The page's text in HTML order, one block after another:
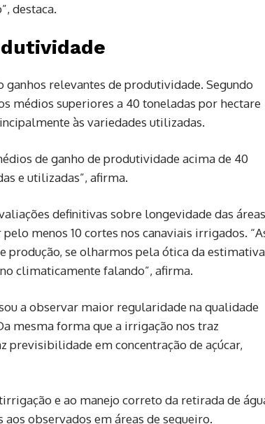
destaca.
relevantes de produtividade. Segundo
médios superiores a 40 toneladas por hectare
às variedades utilizadas.
de ganho de produtividade acima de 40
e utilizadas”, afirma.
definitivas sobre longevidade das áreas
menos 10 cortes nos canaviais irrigados.
se olharmos pela ótica da estimativa
climaticamente falando”, afirma.
a observar maior regularidade na qualidade
mesma forma que a irrigação nos traz
previsibilidade em concentração de açúcar,
e ao manejo correto da retirada de
observados em áreas de sequeiro.